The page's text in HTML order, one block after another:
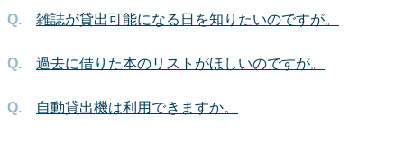
雑誌が貸出可能になる日を知りたいのですが。
過去に借りた本のリストがほしいのですが。
自動貸出機は利用できますか。